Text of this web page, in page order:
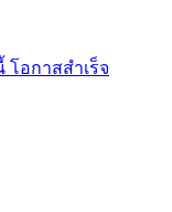
อกาสสำเร็จ